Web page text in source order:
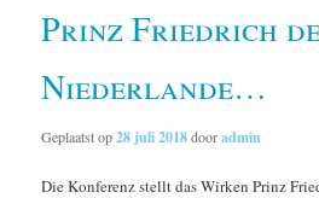
Prinz Friedrich
Niederlande…
Geplaatst op28 juli 2018dooradmin
Die Konferenz stellt das Wirken Prinz